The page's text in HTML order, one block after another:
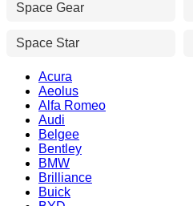
Space Gear
Space Star
Acura
Aeolus
Alfa Romeo
Audi
Belgee
Bentley
BMW
Brilliance
Buick